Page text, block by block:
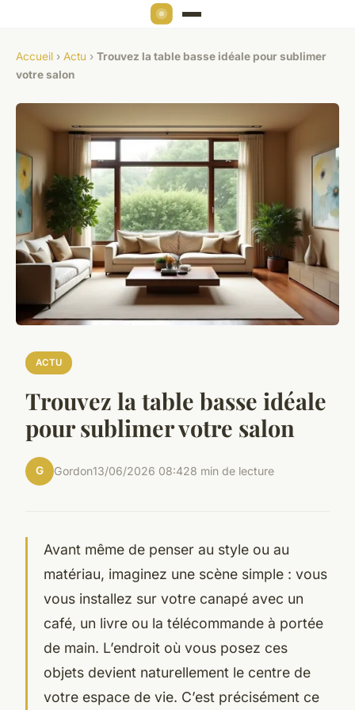
Accueil › Actu › Trouvez la table basse idéale pour sublimer
votre salon
ACTU
Trouvez la table basse idéale
pour sublimer votre salon
G Gordon13/06/2026 08:428 min de lecture
Avant même de penser au style ou au
matériau, imaginez une scène simple : vous
vous installez sur votre canapé avec un
café, un livre ou la télécommande à portée
de main. L’endroit où vous posez ces
objets devient naturellement le centre de
votre espace de vie. C’est précisément ce